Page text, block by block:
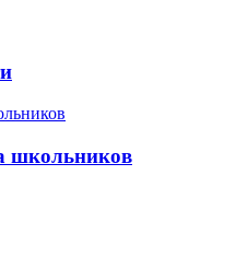
школьников